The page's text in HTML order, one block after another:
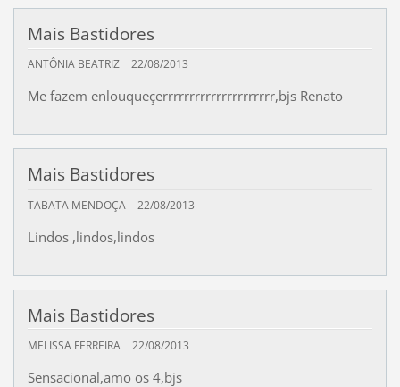
Mais Bastidores
ANTÔNIA BEATRIZ 22/08/2013
Me fazem enlouqueçerrrrrrrrrrrrrrrrrrrrr,bjs Renato
Mais Bastidores
TABATA MENDOÇA 22/08/2013
Lindos ,lindos,lindos
Mais Bastidores
MELISSA FERREIRA 22/08/2013
Sensacional,amo os 4,bjs